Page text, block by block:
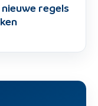
regels